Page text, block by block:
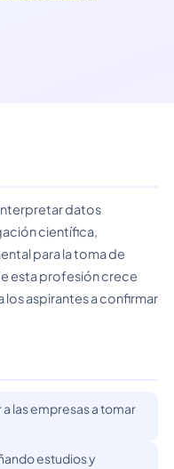
datos
científica,
para la toma de
esta profesión crece
aspirantes a confirmar
las empresas a tomar
estudios y